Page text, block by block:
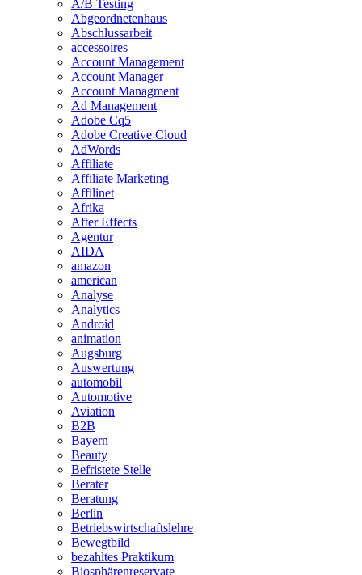
A/B Testing
Abgeordnetenhaus
Abschlussarbeit
accessoires
Account Management
Account Manager
Account Managment
Ad Management
Adobe Cq5
Adobe Creative Cloud
AdWords
Affiliate
Affiliate Marketing
Affilinet
Afrika
After Effects
Agentur
AIDA
amazon
american
Analyse
Analytics
Android
animation
Augsburg
Auswertung
automobil
Automotive
Aviation
B2B
Bayern
Beauty
Befristete Stelle
Berater
Beratung
Berlin
Betriebswirtschaftslehre
Bewegtbild
bezahltes Praktikum
Biosphärenreservate